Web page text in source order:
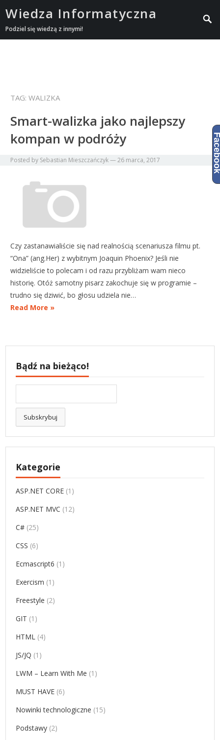
Wiedza Informatyczna
Podziel się wiedzą z innymi!
TAG:WALIZKA
Smart-walizka jako najlepszy
kompan w podróży
Posted by Sebastian Mieszczańczyk—26 marca, 2017
Czy zastanawialiście się nad realnością scenariusza filmu pt.
“Ona” (ang.Her) z wybitnym Joaquin Phoenix? Jeśli nie
widzieliście to polecam i od razu przybliżam wam nieco
historię. Otóż samotny pisarz zakochuje się w programie –
trudno się dziwić, bo głosu udziela nie…
Read More »
Bądź na bieżąco!
Kategorie
ASP.NET CORE (1)
ASP.NET MVC (12)
C# (25)
CSS (6)
Ecmascript6 (1)
Exercism (1)
Freestyle (2)
GIT (1)
HTML (4)
JS/JQ (1)
LWM – Learn With Me (1)
MUST HAVE (6)
Nowinki technologiczne (15)
Podstawy (2)